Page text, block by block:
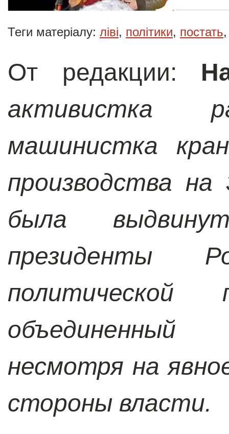
Теги матеріалу: ліві, політики, постать
От редакции:
активистка
машинистка
производства
была
президенты
политической
несмотря на
стороны власти.